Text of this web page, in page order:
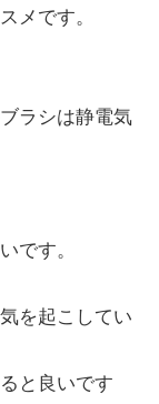
メです。
ラシは静電気
です。
を起こしてい
と良いです